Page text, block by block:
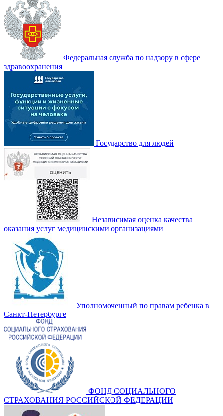
Федеральная служба по надзору в сфере
здравоохранения
Государство для людей
Независимая оценка качества
оказания услуг медицинскими организациями
Уполномоченный по правам ребенка в
Санкт-Петербурге
ФОНД СОЦИАЛЬНОГО
СТРАХОВАНИЯ РОССИЙСКОЙ ФЕДЕРАЦИИ